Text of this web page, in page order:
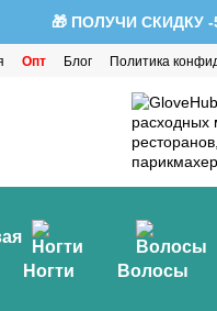
🎁 ПОЛУЧИ СКИДКУ -
Опт Блог Политика
Ногти Волосы